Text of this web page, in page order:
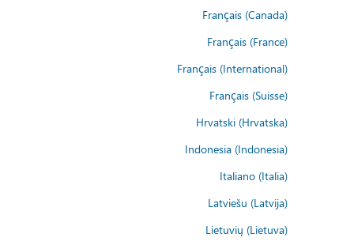
Français (Canada)
Français (France)
Français (International)
Français (Suisse)
Hrvatski (Hrvatska)
Indonesia (Indonesia)
Italiano (Italia)
Latviešu (Latvija)
Lietuvių (Lietuva)